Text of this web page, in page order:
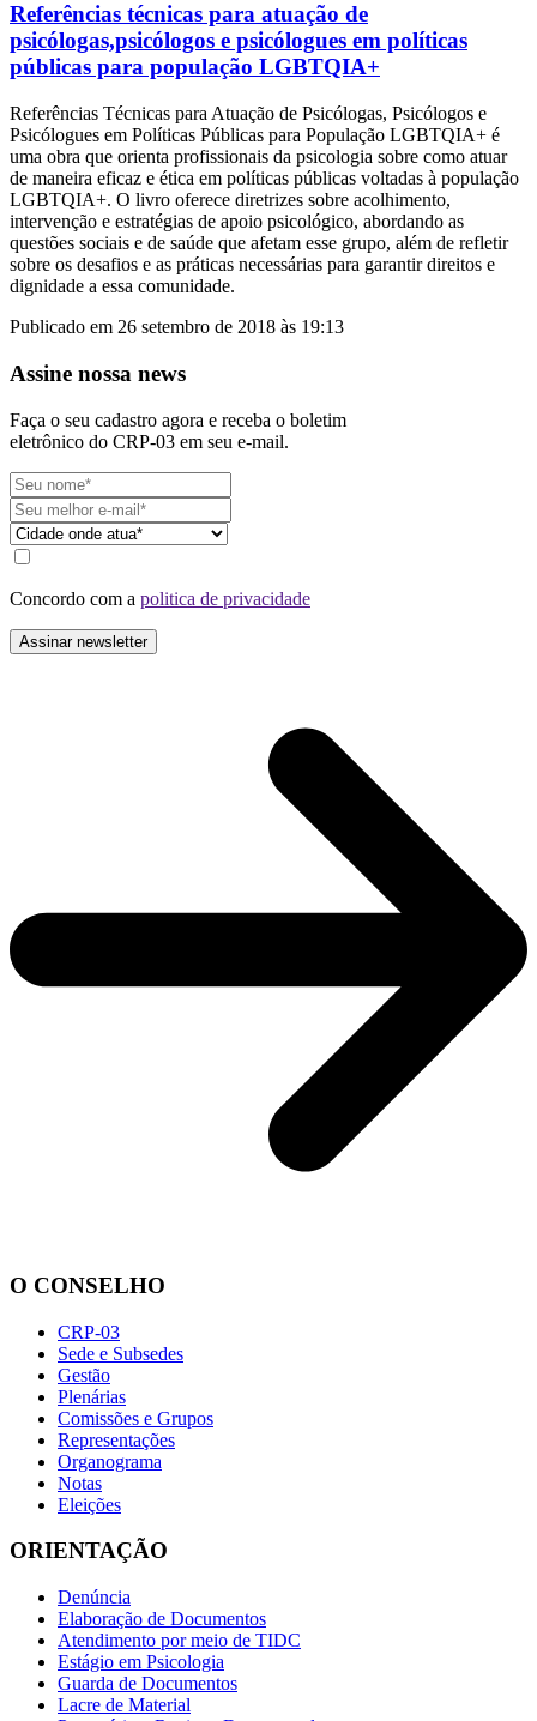
Referências técnicas para atuação de
psicólogas,psicólogos e psicólogues em políticas
públicas para população LGBTQIA+
Referências Técnicas para Atuação de Psicólogas, Psicólogos e
Psicólogues em Políticas Públicas para População LGBTQIA+ é
uma obra que orienta profissionais da psicologia sobre como atuar
de maneira eficaz e ética em políticas públicas voltadas à população
LGBTQIA+. O livro oferece diretrizes sobre acolhimento,
intervenção e estratégias de apoio psicológico, abordando as
questões sociais e de saúde que afetam esse grupo, além de refletir
sobre os desafios e as práticas necessárias para garantir direitos e
dignidade a essa comunidade.
Publicado em 26 setembro de 2018 às 19:13
Assine nossa news
Faça o seu cadastro agora e receba o boletim
eletrônico do CRP-03 em seu e-mail.
Concordo com a politica de privacidade
O CONSELHO
CRP-03
Sede e Subsedes
Gestão
Plenárias
Comissões e Grupos
Representações
Organograma
Notas
Eleições
ORIENTAÇÃO
Denúncia
Elaboração de Documentos
Atendimento por meio de TIDC
Estágio em Psicologia
Guarda de Documentos
Lacre de Material